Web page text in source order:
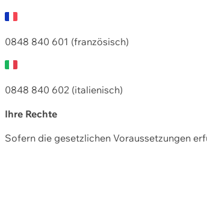
0848 840 601 (französisch)
0848 840 602 (italienisch)
Ihre Rechte
Sofern die gesetzlichen Voraussetzungen